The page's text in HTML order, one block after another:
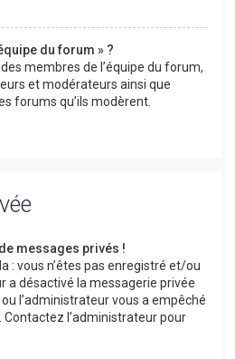
du forum » ?
membres de l’équipe du forum,
et modérateurs ainsi que
forums qu’ils modèrent.
messages privés !
: vous n’êtes pas enregistré et/ou
a désactivé la messagerie privée
l’administrateur vous a empêché
Contactez l’administrateur pour